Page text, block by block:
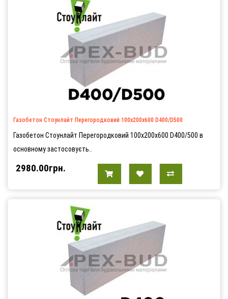
Газобетон Стоунлайт Перегородковий 100х200х600 D400/D500
Газобетон Стоунлайт Перегородковий 100х200х600 D400/500 в
основному застосовуєть..
2980.00грн.